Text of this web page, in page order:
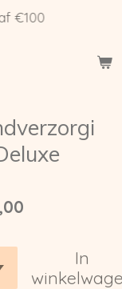
€100
In